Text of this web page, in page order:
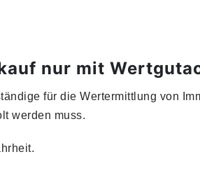
nur mit
für die Wertermittlung von
werden muss.